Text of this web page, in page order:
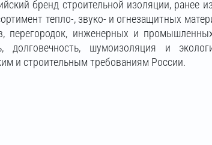
бренд строительной изоляции, ранее
тепло-, звуко- и огнезащитных
перегородок, инженерных и
долговечность, шумоизоляция и
и строительным требованиям России.